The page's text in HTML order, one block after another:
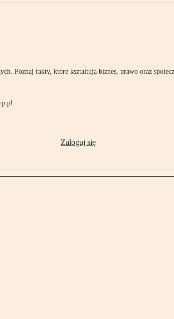
Poznaj fakty, które kształtują biznes, prawo oraz
Zaloguj się